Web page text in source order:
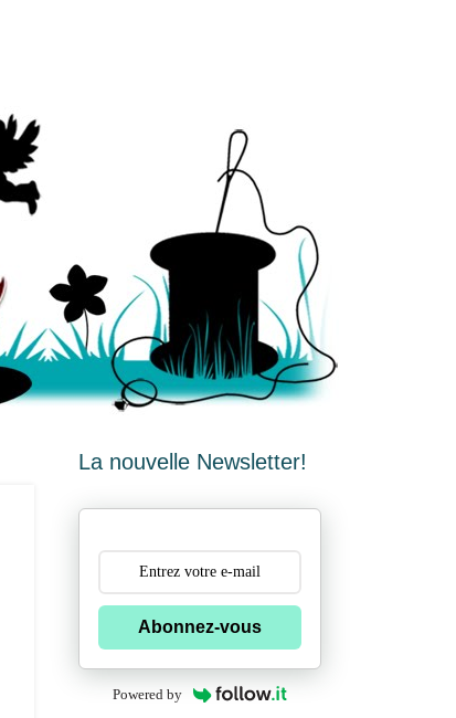
La nouvelle Newsletter!
Abonnez-vous
Powered by